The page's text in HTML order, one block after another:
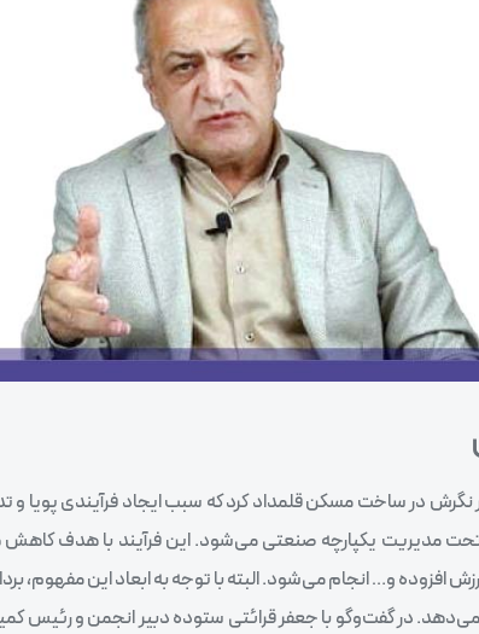
در ساخت مسکن قلمداد کرد که سبب ایجاد فرآیندی پویا و
تحت مدیریت یکپارچه صنعتی می‌شود. این فرآیند با هدف کاهش
افزوده و… انجام می‌شود. البته با توجه به ابعاد این
در گفت‌‌وگو با جعفر قرائتی ستوده دبیر انجمن و رئیس